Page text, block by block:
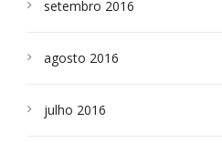
setembro 2016
agosto 2016
julho 2016